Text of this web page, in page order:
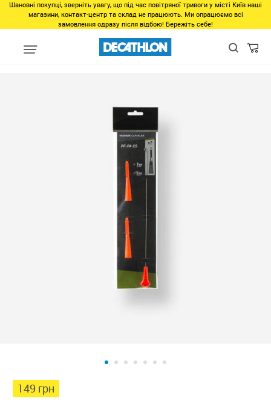
Шановні покупці, зверніть увагу, що під час повітряної тривоги у місті Київ наші
магазини, контакт-центр та склад не працюють. Ми опрацюємо всі
замовлення одразу після відбою! Бережіть себе!
unlinked
КОНУС С ЛЕСЕНКОЙ И ЭКСТРАКТОРОМ ДЛЯ
PA CS 12/19 ММ
149 грн